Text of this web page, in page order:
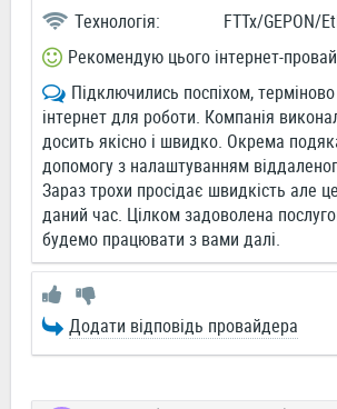
Технологія:
FTTx/GEPON/
Рекомендую цього інтернет-
Підключились поспіхом,
інтернет для роботи. Компанія
досить якісно і швидко. Окрема
допомогу з налаштуванням
Зараз трохи просідає швидкість але
даний час. Цілком задоволена
будемо працювати з вами далі.
Додати відповідь провайдера